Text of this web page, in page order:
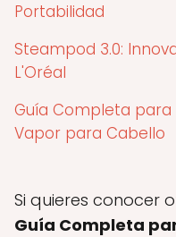
Portabilidad
Steampod 3.0:
L'Oréal
Guía Completa para
Vapor para Cabello
Si quieres conocer
Guía Completa